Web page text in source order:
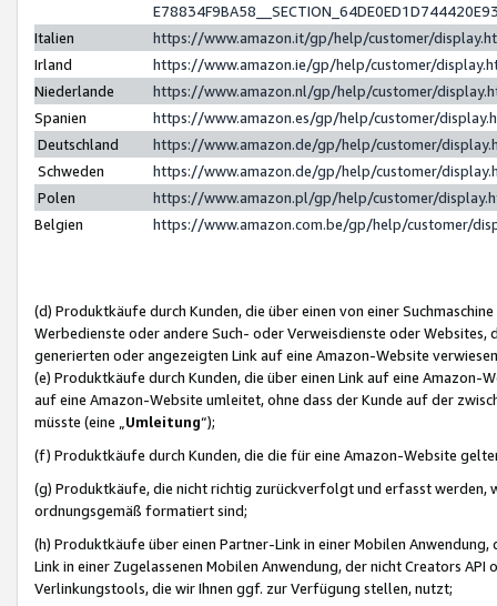
Italien
https://www.amazon.it/gp/help/customer/
Irland
https://www.amazon.ie/gp/help/customer/
Niederlande
https://www.amazon.nl/gp/help/customer/
Spanien
https://www.amazon.es/gp/help/customer/
Deutschland
https://www.amazon.de/gp/help/customer/
Schweden
https://www.amazon.de/gp/help/customer/
Polen
https://www.amazon.pl/gp/help/customer/
Belgien
https://www.amazon.com.be/gp/help/customer/
(d) Produktkäufe durch Kunden, die über einen von einer
Werbedienste oder andere Such- oder Verweisdienste oder Websites,
generierten oder angezeigten Link auf eine Amazon-Website
(e) Produktkäufe durch Kunden, die über einen Link auf eine
auf eine Amazon-Website umleitet, ohne dass der Kunde auf der
müsste (eine „ Umleitung“);
(f) Produktkäufe durch Kunden, die die für eine Amazon-Website
(g) Produktkäufe, die nicht richtig zurückverfolgt und erfasst werden,
ordnungsgemäß formatiert sind;
(h) Produktkäufe über einen Partner-Link in einer Mobilen
Link in einer Zugelassenen Mobilen Anwendung, der nicht Creators
Verlinkungstools, die wir Ihnen ggf. zur Verfügung stellen, nutzt;